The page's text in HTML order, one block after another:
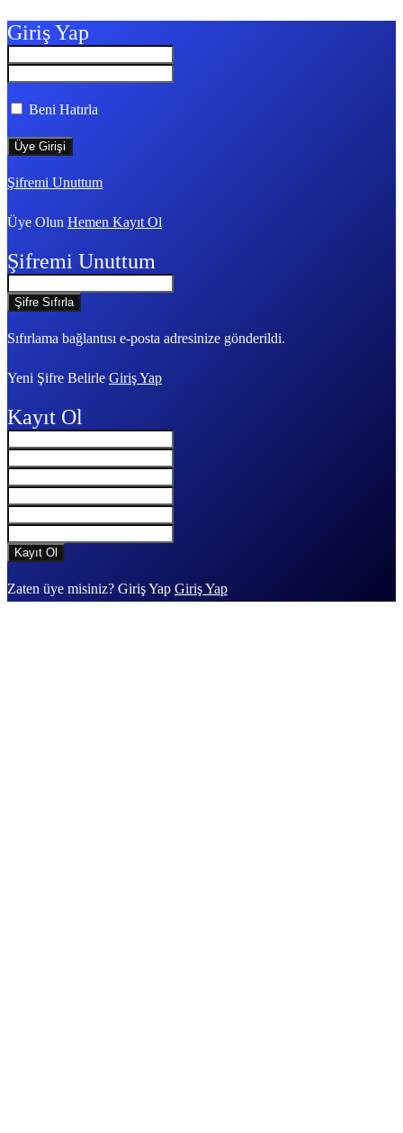
Giriş Yap
Beni Hatırla
Şifremi Unuttum
Üye Olun Hemen Kayıt Ol
Şifremi Unuttum
Sıfırlama bağlantısı e-posta adresinize gönderildi.
Yeni Şifre Belirle Giriş Yap
Kayıt Ol
Zaten üye misiniz? Giriş Yap Giriş Yap